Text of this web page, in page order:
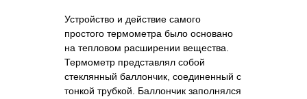
Устройство и действие самого
простого термометра было основано
на тепловом расширении вещества.
Термометр представлял собой
стеклянный баллончик, соединенный с
тонкой трубкой. Баллончик заполнялся